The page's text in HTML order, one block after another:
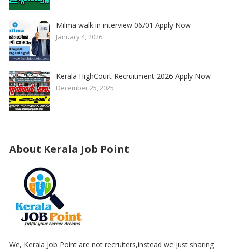
Milma walk in interview 06/01 Apply Now
January 4, 2026
Kerala HighCourt Recruitment-2026 Apply Now
December 25, 2025
About Kerala Job Point
We, Kerala Job Point are not recruiters,instead we just sharing